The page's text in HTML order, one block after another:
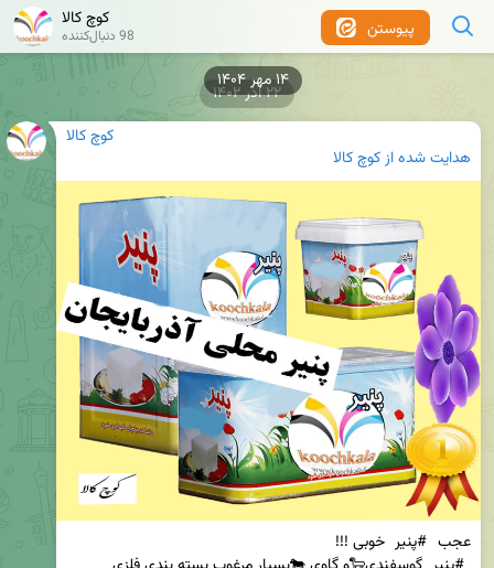
پیوستن کوچ کالا
98 دنبال‌کننده
کوچ کالا
هدایت شده ازکوچ کالا
عجب #پنیر خوبی !!!
۲۲ آذر ۱۴۰۲